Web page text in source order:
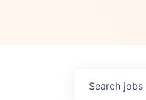
Search jobs